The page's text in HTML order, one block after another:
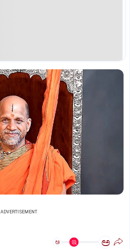
ADVERTISEMENT
ಅ ಅ